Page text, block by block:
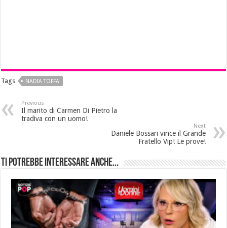
Tags NADIA TOFFA
Previous
Il marito di Carmen Di Pietro la
tradiva con un uomo!
Next
Daniele Bossari vince il Grande
Fratello Vip! Le prove!
Ti potrebbe interessare anche...